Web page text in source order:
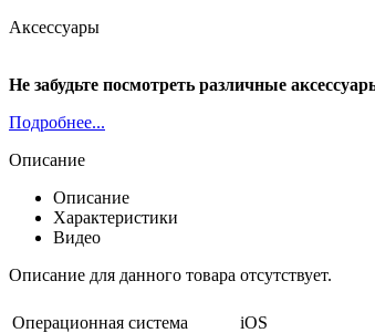
Аксессуары
Не забудьте посмотреть различные
Подробнее...
Описание
Описание
Характеристики
Видео
Описание для данного товара отсутствует.
Операционная система
iOS